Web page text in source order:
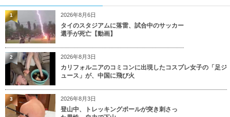
2026年8月6日
タイのスタジアムに落雷、試合中のサッカー
選手が死亡【動画】
1
2026年8月3日
カリフォルニアのコミコンに出現したコスプレ女子の「足ジ
ュース」が、中国に飛び火
2
2026年8月3日
登山中、トレッキングポールが突き刺さっ
3